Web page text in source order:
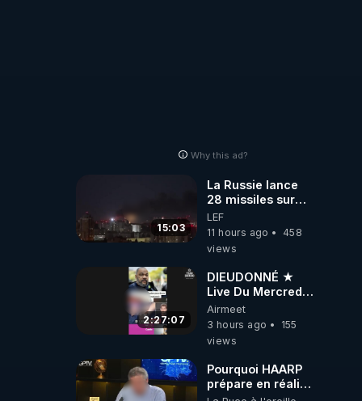
Why this ad?
15:03
La Russie lance
28 missiles sur
Kiev, l'attaque
révèle la faiblesse
de Kiev
LEF
11 hours ago
458
views
2:27:07
DIEUDONNÉ ★
Live Du Mercredi
5 Août 2026
Airmeet
3 hours ago
155
views
Pourquoi HAARP
prépare en réalité
un CHAOS